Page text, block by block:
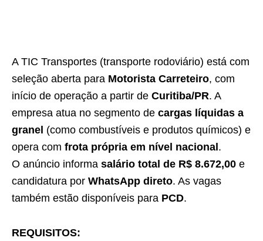
A TIC Transportes (transporte rodoviário) está com
seleção aberta para Motorista Carreteiro, com
início de operação a partir de Curitiba/PR. A
empresa atua no segmento de cargas líquidas a
granel (como combustíveis e produtos químicos) e
opera com frota própria em nível nacional .
O anúncio informa salário total de R$ 8.672,00 e
candidatura por WhatsApp direto. As vagas
também estão disponíveis para PCD.
REQUISITOS: